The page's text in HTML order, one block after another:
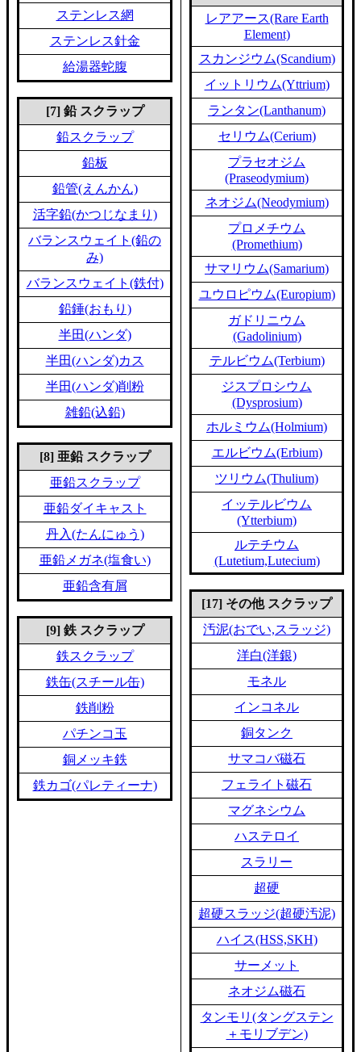
ステンレス網
ステンレス針金
給湯器蛇腹
[7] 鉛 スクラップ
鉛スクラップ
鉛板
鉛管(えんかん)
活字鉛(かつじなまり)
バランスウェイト(鉛の
み)
バランスウェイト(鉄付)
鉛錘(おもり)
半田(ハンダ)
半田(ハンダ)カス
半田(ハンダ)削粉
雑鉛(込鉛)
[8] 亜鉛 スクラップ
亜鉛スクラップ
亜鉛ダイキャスト
丹入(たんにゅう)
亜鉛メガネ(塩食い)
亜鉛含有屑
[9] 鉄 スクラップ
鉄スクラップ
鉄缶(スチール缶)
鉄削粉
パチンコ玉
銅メッキ鉄
鉄カゴ(パレティーナ)
レアアース(Rare Earth
Element)
スカンジウム(Scandium)
イットリウム(Yttrium)
ランタン(Lanthanum)
セリウム(Cerium)
プラセオジム
(Praseodymium)
ネオジム(Neodymium)
プロメチウム
(Promethium)
サマリウム(Samarium)
ユウロピウム(Europium)
ガドリニウム
(Gadolinium)
テルビウム(Terbium)
ジスプロシウム
(Dysprosium)
ホルミウム(Holmium)
エルビウム(Erbium)
ツリウム(Thulium)
イッテルビウム
(Ytterbium)
ルテチウム
(Lutetium,Lutecium)
[17] その他 スクラップ
汚泥(おでい,スラッジ)
洋白(洋銀)
モネル
インコネル
銅タンク
サマコバ磁石
フェライト磁石
マグネシウム
ハステロイ
スラリー
超硬
超硬スラッジ(超硬汚泥)
ハイス(HSS,SKH)
サーメット
ネオジム磁石
タンモリ(タングステン
＋モリブデン)